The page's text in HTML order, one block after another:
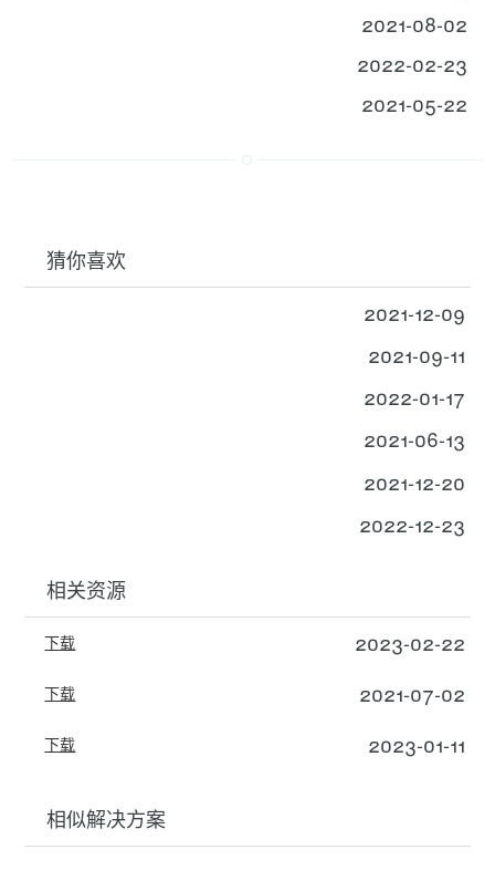
2021-08-02
2022-02-23
2021-05-22
猜你喜欢
2021-12-09
2021-09-11
2022-01-17
2021-06-13
2021-12-20
2022-12-23
相关资源
下载 2023-02-22
下载 2021-07-02
下载 2023-01-11
相似解决方案